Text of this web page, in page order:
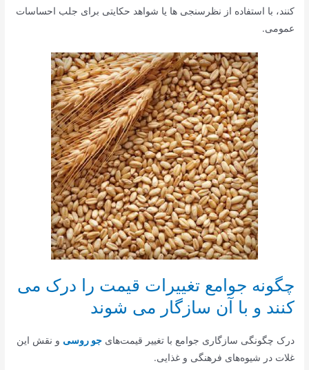
کنند، با استفاده از نظرسنجی ها یا شواهد حکایتی برای جلب احساسات
عمومی.
چگونه جوامع تغییرات قیمت را درک می
کنند و با آن سازگار می شوند
درک چگونگی سازگاری جوامع با تغییر قیمت‌هایجو روسی و نقش این
غلات در شیوه‌های فرهنگی و غذایی.